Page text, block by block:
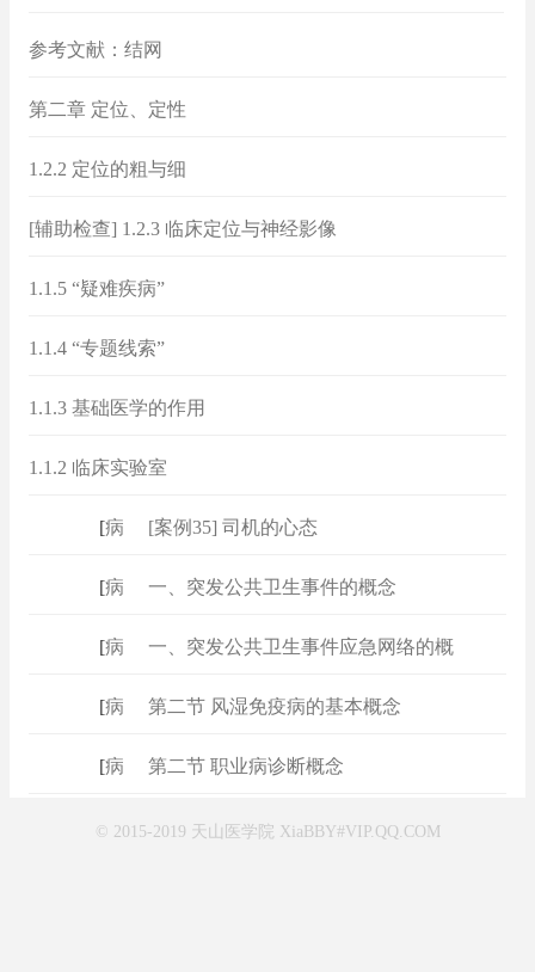
参考文献：结网
第二章 定位、定性
1.2.2 定位的粗与细
[辅助检查] 1.2.3 临床定位与神经影像
1.1.5 “疑难疾病”
1.1.4 “专题线索”
1.1.3 基础医学的作用
1.1.2 临床实验室
病例 [案例35] 司机的心态
病例 一、突发公共卫生事件的概念
病例 一、突发公共卫生事件应急网络的概
病例 第二节 风湿免疫病的基本概念
病例 第二节 职业病诊断概念
© 2015-2019 天山医学院 XiaBBY#VIP.QQ.COM